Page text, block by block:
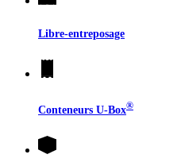
Libre-entreposage
Conteneurs U-Box®